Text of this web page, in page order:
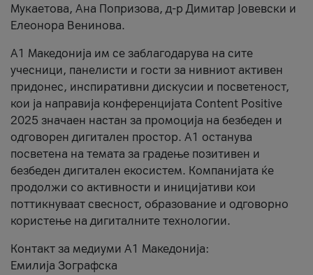
Мукаетова, Ана Попризова, д-р Димитар Јовевски и
Елеонора Венинова.
А1 Македонија им се заблагодарува на сите
учесници, панелисти и гости за нивниот активен
придонес, инспиративни дискусии и посветеност,
кои ја направија конференцијата Content Positive
2025 значаен настан за промоција на безбеден и
одговорен дигитален простор. А1 останува
посветена на темата за градење позитивен и
безбеден дигитален екосистем. Компанијата ќе
продолжи со активности и иницијативи кои
поттикнуваат свесност, образование и одговорно
користење на дигиталните технологии.
Контакт за медиуми А1 Македонија:
Емилија Зографска